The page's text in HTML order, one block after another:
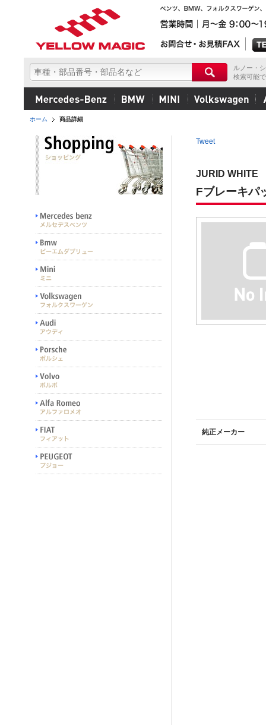
ルノー・
検索可能
ホーム 商品詳細
Tweet
JURID WHITE
Fブレーキパ
純正メーカー